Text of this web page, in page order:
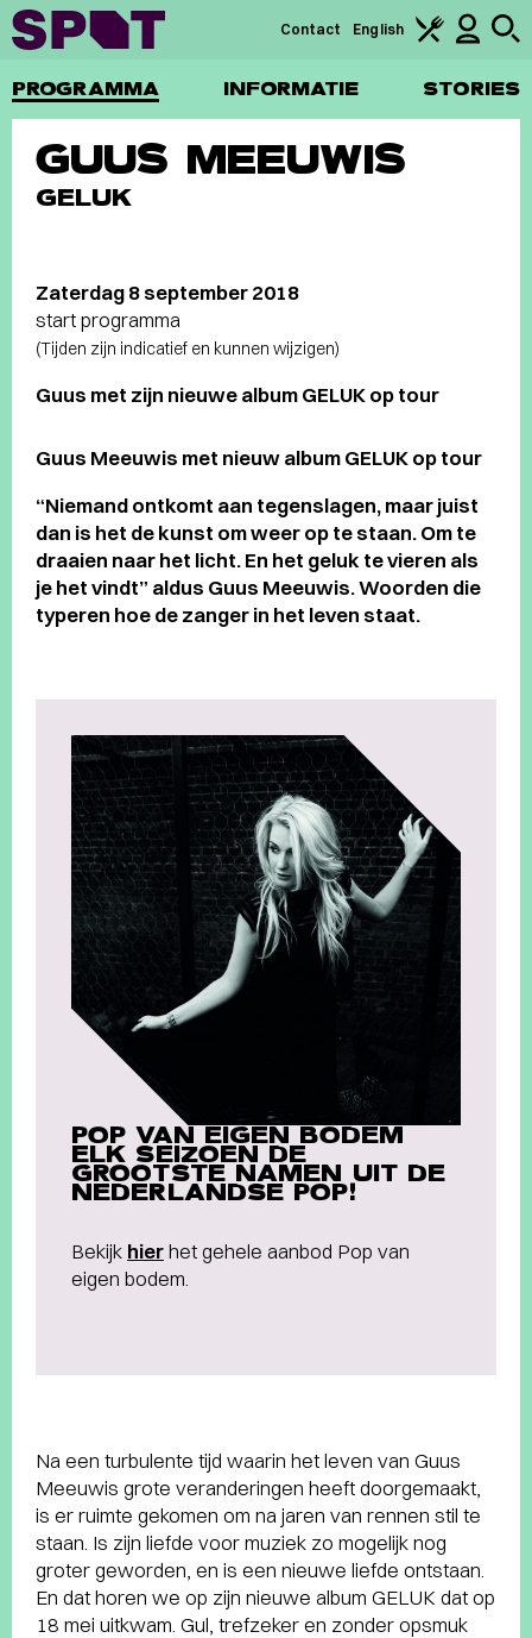
PROGRAMMA INFORMATIE STORIES
Contact English
GUUS MEEUWIS
GELUK
Zaterdag 8 september 2018
start programma
(Tijden zijn indicatief en kunnen wijzigen)
Guus met zijn nieuwe album GELUK op tour
Guus Meeuwis met nieuw album GELUK op tour
“Niemand ontkomt aan tegenslagen, maar juist
dan is het de kunst om weer op te staan. Om te
draaien naar het licht. En het geluk te vieren als
je het vindt” aldus Guus Meeuwis. Woorden die
typeren hoe de zanger in het leven staat.
POP VAN EIGEN BODEM
ELK SEIZOEN DE
GROOTSTE NAMEN UIT DE
NEDERLANDSE POP!
Bekijk hierhet gehele aanbod Pop van
eigen bodem.
Na een turbulente tijd waarin het leven van Guus
Meeuwis grote veranderingen heeft doorgemaakt,
is er ruimte gekomen om na jaren van rennen stil te
staan. Is zijn liefde voor muziek zo mogelijk nog
groter geworden, en is een nieuwe liefde ontstaan.
En dat horen we op zijn nieuwe album GELUK dat op
18 mei uitkwam. Gul, trefzeker en zonder opsmuk